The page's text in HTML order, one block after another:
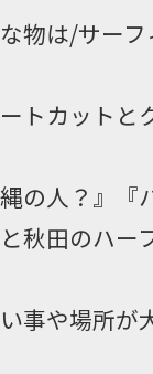
物は/サー
トカット
縄の人？』
秋田のハー
事や場所が